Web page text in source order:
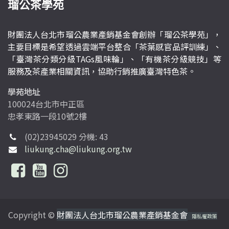
瑠公茶學苑
財團法人台北市瑠公農業產銷基金會創辦「瑠公茶學苑」，
主要目標是希望透過雲端平台整合「茶葉感官品評訓練」、
「臺灣茶分類分級TAGs風味輪」、「有機茶分級競技」等
服務及茶產業相關資訊，協助行銷推廣臺灣特色茶。
學苑地址
100024台北市中正區
忠孝東路一段10號2樓
(02)23945029 分機: 43
liukung.cha@liukung.org.tw
Copyright © 財團法人台北市瑠公農業產銷基金會 隱私權政策